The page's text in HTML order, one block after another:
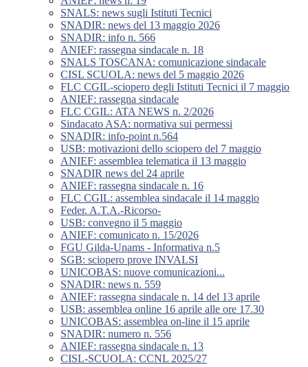
SNALS: news sugli Istituti Tecnici
SNADIR: news del 13 maggio 2026
SNADIR: info n. 566
ANIEF: rassegna sindacale n. 18
SNALS TOSCANA: comunicazione sindacale
CISL SCUOLA: news del 5 maggio 2026
FLC CGIL-sciopero degli Istituti Tecnici il 7 maggio
ANIEF: rassegna sindacale
FLC CGIL: ATA NEWS n. 2/2026
Sindacato ASA: normativa sui permessi
SNADIR: info-point n.564
USB: motivazioni dello sciopero del 7 maggio
ANIEF: assemblea telematica il 13 maggio
SNADIR news del 24 aprile
ANIEF: rassegna sindacale n. 16
FLC CGIL: assemblea sindacale il 14 maggio
Feder. A.T.A.-Ricorso-
USB: convegno il 5 maggio
ANIEF: comunicato n. 15/2026
FGU Gilda-Unams - Informativa n.5
SGB: sciopero prove INVALSI
UNICOBAS: nuove comunicazioni...
SNADIR: news n. 559
ANIEF: rassegna sindacale n. 14 del 13 aprile
USB: assemblea online 16 aprile alle ore 17.30
UNICOBAS: assemblea on-line il 15 aprile
SNADIR: numero n. 556
ANIEF: rassegna sindacale n. 13
CISL-SCUOLA: CCNL 2025/27